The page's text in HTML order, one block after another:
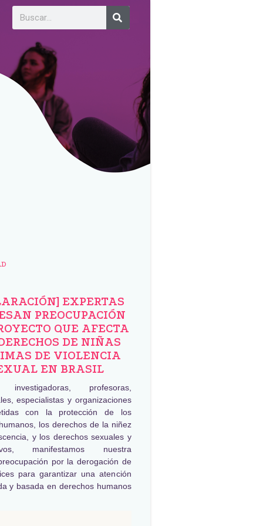
EXPERTAS
PREOCUPACIÓN
QUE AFECTA
DE NIÑAS
DE VIOLENCIA
EN BRASIL
investigadoras, profesoras,
especialistas y organizaciones
con la protección de los
los derechos de la niñez
y los derechos sexuales y
manifestamos nuestra
por la derogación de
para garantizar una atención
y basada en derechos humanos